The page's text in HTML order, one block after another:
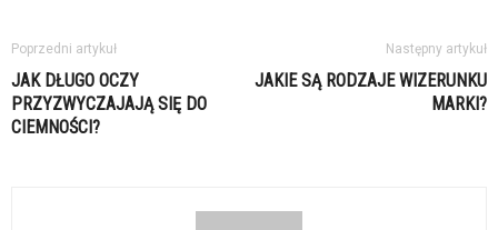
Poprzedni artykuł
JAK DŁUGO OCZY
PRZYZWYCZAJAJĄ SIĘ DO
CIEMNOŚCI?
Następny artykuł
JAKIE SĄ RODZAJE WIZERUNKU
MARKI?